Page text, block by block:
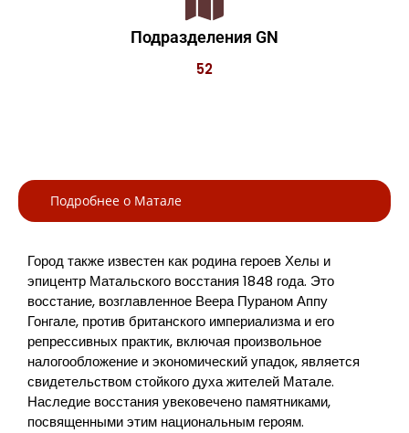
Подразделения GN
52
Подробнее о Матале
Город также известен как родина героев Хелы и
эпицентр Матальского восстания 1848 года. Это
восстание, возглавленное Веера Пураном Аппу
Гонгале, против британского империализма и его
репрессивных практик, включая произвольное
налогообложение и экономический упадок, является
свидетельством стойкого духа жителей Матале.
Наследие восстания увековечено памятниками,
посвященными этим национальным героям.